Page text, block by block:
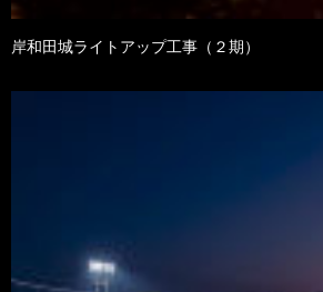
岸和田城ライトアップ工事（２期）